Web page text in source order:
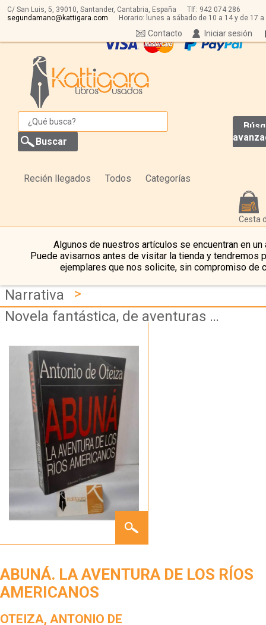
C/ San Luis, 5, 39010, Santander, Cantabria, España Tlf: 942 074 286
segundamano@kattigara.com
Horario: lunes a sábado de 10 a 14 y de 17 a
Iniciar sesión
Contacto
Recién llegados Todos Categorías
Cesta
Algunos de nuestros artículos se encuentran en un
Puede avisarnos antes de visitar la tienda y tendremos
ejemplares que nos solicite, sin compromiso de
Narrativa
>
Novela fantástica, de aventuras y de viajes
LA
AMERICANOS
ABUNÁ. LA AVENTURA DE LOS RÍOS
AMERICANOS
OTEIZA, ANTONIO DE